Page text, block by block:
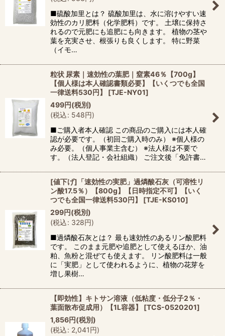
■硫酸加里とは？ 硫酸加里は、水に溶けやすい速
効性のカリ肥料（化学肥料）です。 土壌に保持さ
れるので元肥にも追肥にも向きます。 植物の茎や
葉を充実させ、根張りも良くします。 特に野菜
（イモ…
粒状 尿素｜速効性の葉肥｜窒素46％【700g】
【個人様は本人確認書類必要】【いくつでも全国
一律送料530円】
[TJE-NY01]
499円(税別)
(税込: 548円)
■ご購入者本人確認 この商品のご購入には本人確
認が必要です。（初回ご購入時のみ） ※個人様の
み必要。（個人事業主含む） ※法人様は不要で
す。（法人登記・会社組織） ご注文後「免許書…
[値下げ]「速効性の実肥」過燐酸石灰（可溶性リ
ン酸17.5％）【800g】【日時指定不可】【いく
つでも全国一律送料530円】
[TJE-KS010]
299円(税別)
(税込: 328円)
■過燐酸石灰とは？ 最も速効性のあるリン酸肥料
です。 このまま元肥や追肥として使えるほか、油
粕、魚粉と混ぜても使えます。 リン酸肥料は一般
に「実肥」として使われるように、植物の花芽を
増し果樹…
【即効性】キトサン溶液（低粘度・低分子2％・
葉面散布促成用）【1L容器】
[TCS-0520201]
1,856円(税別)
(税込: 2,041円)